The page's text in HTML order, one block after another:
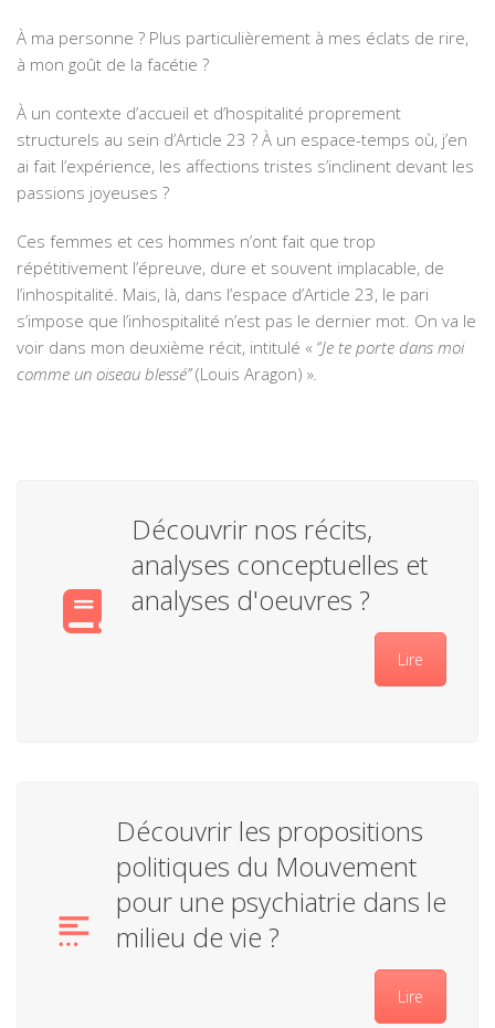
À ma personne ? Plus particulièrement à mes éclats de rire,
à mon goût de la facétie ?
À un contexte d’accueil et d’hospitalité proprement
structurels au sein d’Article 23 ? À un espace-temps où, j’en
ai fait l’expérience, les affections tristes s’inclinent devant les
passions joyeuses ?
Ces femmes et ces hommes n’ont fait que trop
répétitivement l’épreuve, dure et souvent implacable, de
l’inhospitalité. Mais, là, dans l’espace d’Article 23, le pari
s’impose que l’inhospitalité n’est pas le dernier mot. On va le
voir dans mon deuxième récit, intitulé « ‘’Je te porte dans moi
comme un oiseau blessé’’(Louis Aragon) ».
Découvrir nos récits,
analyses conceptuelles et
analyses d'oeuvres ?
Lire
Découvrir les propositions
politiques du Mouvement
pour une psychiatrie dans le
milieu de vie ?
Lire